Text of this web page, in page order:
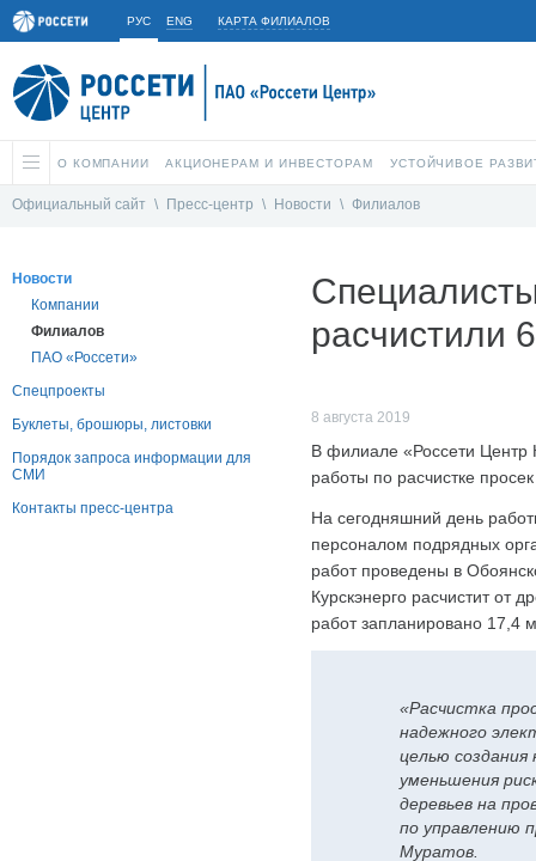
РУС ENG КАРТА ФИЛИАЛОВ
О КОМПАНИИ АКЦИОНЕРАМ И ИНВЕСТОРАМ УСТОЙЧИВОЕ
Официальный сайт \ Пресс-центр \ Новости \ Филиалов
Новости
Компании
Филиалов
ПАО «Россети»
Спецпроекты
Буклеты, брошюры, листовки
Порядок запроса информации для
СМИ
Контакты пресс-центра
расчистили
8 августа 2019
В филиале «Россети Центр
работы по расчистке
На сегодняшний день
персоналом подрядных
работ проведены в
Курскэнерго расчистит от
работ запланировано 17,4
«Расчистка
надежного
целью создания
уменьшения
деревьев на
по управлению
Муратов.